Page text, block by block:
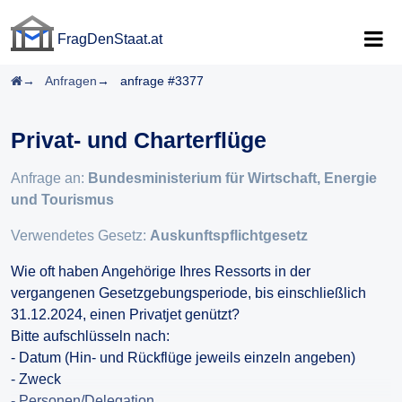
FragDenStaat.at
Startseite
Anfragen anfrage #3377
Privat- und Charterflüge
Anfrage an: Bundesministerium für Wirtschaft, Energie
und Tourismus
Verwendetes Gesetz: Auskunftspflichtgesetz
Wie oft haben Angehörige Ihres Ressorts in der
vergangenen Gesetzgebungsperiode, bis einschließlich
31.12.2024, einen Privatjet genützt?
Bitte aufschlüsseln nach:
- Datum (Hin- und Rückflüge jeweils einzeln angeben)
- Zweck